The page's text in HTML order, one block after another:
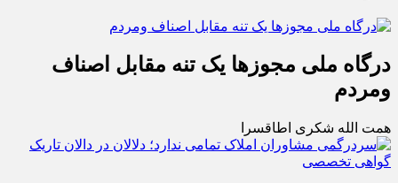
درگاه ملی مجوزها یک تنه مقابل اصناف
ومردم
همت الله شکری اطاقسرا